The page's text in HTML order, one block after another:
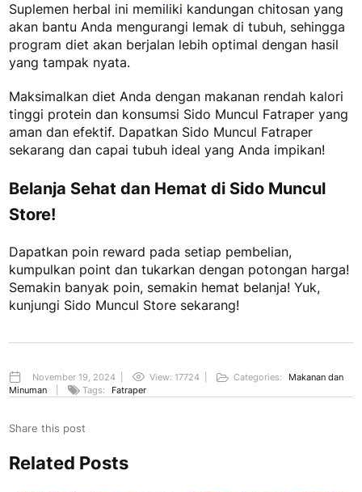
Suplemen herbal ini memiliki kandungan chitosan yang
akan bantu Anda mengurangi lemak di tubuh, sehingga
program diet akan berjalan lebih optimal dengan hasil
yang tampak nyata.
Maksimalkan diet Anda dengan makanan rendah kalori
tinggi protein dan konsumsi Sido Muncul Fatraper yang
aman dan efektif. Dapatkan Sido Muncul Fatraper
sekarang dan capai tubuh ideal yang Anda impikan!
Belanja Sehat dan Hemat di Sido Muncul
Store!
Dapatkan poin reward pada setiap pembelian,
kumpulkan point dan tukarkan dengan potongan harga!
Semakin banyak poin, semakin hemat belanja! Yuk,
kunjungi Sido Muncul Store sekarang!
November 19, 2024 View: 17724 Categories:
Makanan dan
Minuman
Tags: Fatraper
Share this post
Related Posts